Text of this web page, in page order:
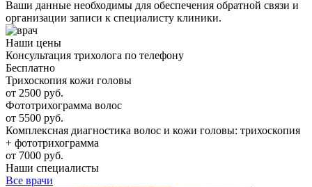
Ваши данные необходимы для обеспечения обратной связи и
организации записи к специалисту клиники.
Наши цены
Консультация трихолога по телефону
Бесплатно
Трихоскопия кожи головы
от 2500 руб.
Фототрихограмма волос
от 5500 руб.
Комплексная диагностика волос и кожи головы: трихоскопия
+ фототрихограмма
от 7000 руб.
Наши специалисты
Все врачи